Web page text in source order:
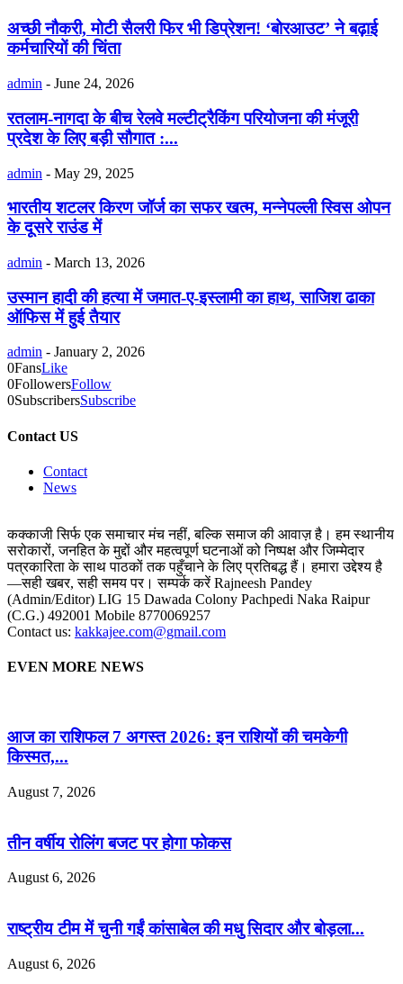
अच्छी नौकरी, मोटी सैलरी फिर भी डिप्रेशन! ‘बोरआउट’ ने बढ़ाई
कर्मचारियों की चिंता
admin - June 24, 2026
रतलाम-नागदा के बीच रेलवे मल्टीट्रैकिंग परियोजना की मंजूरी
प्रदेश के लिए बड़ी सौगात :...
admin - May 29, 2025
भारतीय शटलर किरण जॉर्ज का सफर खत्म, मन्नेपल्ली स्विस ओपन
के दूसरे राउंड में
admin - March 13, 2026
उस्मान हादी की हत्या में जमात-ए-इस्लामी का हाथ, साजिश ढाका
ऑफिस में हुई तैयार
admin - January 2, 2026
0FansLike
0FollowersFollow
0SubscribersSubscribe
Contact US
Contact
News
कक्काजी सिर्फ एक समाचार मंच नहीं, बल्कि समाज की आवाज़ है। हम स्थानीय
सरोकारों, जनहित के मुद्दों और महत्वपूर्ण घटनाओं को निष्पक्ष और जिम्मेदार
पत्रकारिता के साथ पाठकों तक पहुँचाने के लिए प्रतिबद्ध हैं। हमारा उद्देश्य है
—सही खबर, सही समय पर। सम्पर्क करें Rajneesh Pandey
(Admin/Editor) LIG 15 Dawada Colony Pachpedi Naka Raipur
(C.G.) 492001 Mobile 8770069257
Contact us: kakkajee.com@gmail.com
EVEN MORE NEWS
आज का राशिफल 7 अगस्त 2026: इन राशियों की चमकेगी
किस्मत,...
August 7, 2026
तीन वर्षीय रोलिंग बजट पर होगा फोकस
August 6, 2026
राष्ट्रीय टीम में चुनी गईं कांसाबेल की मधु सिदार और बोड़ला...
August 6, 2026